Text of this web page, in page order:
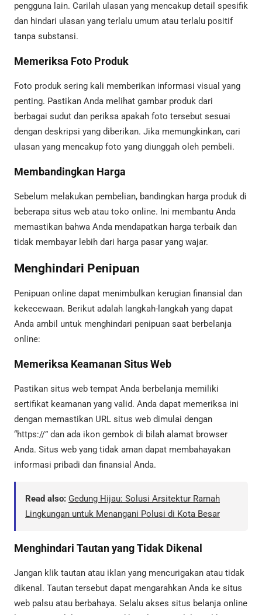
pengguna lain. Carilah ulasan yang mencakup detail spesifik
dan hindari ulasan yang terlalu umum atau terlalu positif
tanpa substansi.
Memeriksa Foto Produk
Foto produk sering kali memberikan informasi visual yang
penting. Pastikan Anda melihat gambar produk dari
berbagai sudut dan periksa apakah foto tersebut sesuai
dengan deskripsi yang diberikan. Jika memungkinkan, cari
ulasan yang mencakup foto yang diunggah oleh pembeli.
Membandingkan Harga
Sebelum melakukan pembelian, bandingkan harga produk di
beberapa situs web atau toko online. Ini membantu Anda
memastikan bahwa Anda mendapatkan harga terbaik dan
tidak membayar lebih dari harga pasar yang wajar.
Menghindari Penipuan
Penipuan online dapat menimbulkan kerugian finansial dan
kekecewaan. Berikut adalah langkah-langkah yang dapat
Anda ambil untuk menghindari penipuan saat berbelanja
online:
Memeriksa Keamanan Situs Web
Pastikan situs web tempat Anda berbelanja memiliki
sertifikat keamanan yang valid. Anda dapat memeriksa ini
dengan memastikan URL situs web dimulai dengan
“https://” dan ada ikon gembok di bilah alamat browser
Anda. Situs web yang tidak aman dapat membahayakan
informasi pribadi dan finansial Anda.
Read also: Gedung Hijau: Solusi Arsitektur Ramah
Lingkungan untuk Menangani Polusi di Kota Besar
Menghindari Tautan yang Tidak Dikenal
Jangan klik tautan atau iklan yang mencurigakan atau tidak
dikenal. Tautan tersebut dapat mengarahkan Anda ke situs
web palsu atau berbahaya. Selalu akses situs belanja online